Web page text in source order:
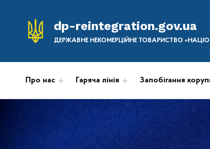
dp-reintegration.gov.ua
ДЕРЖАВНЕ НЕКОМЕРЦІЙНЕ ТОВАРИСТВО
Про нас Гаряча лінія Запобігання